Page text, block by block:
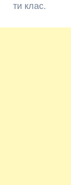
ти клас.